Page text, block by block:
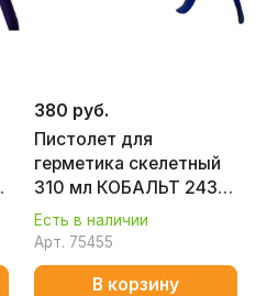
380 руб.
Пистолет для
герметика скелетный
310 мл КОБАЛЬТ 243-
998
Есть в наличии
Арт. 75455
В корзину